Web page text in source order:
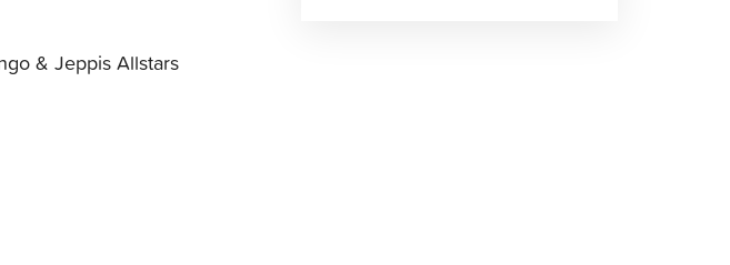
& Jeppis Allstars